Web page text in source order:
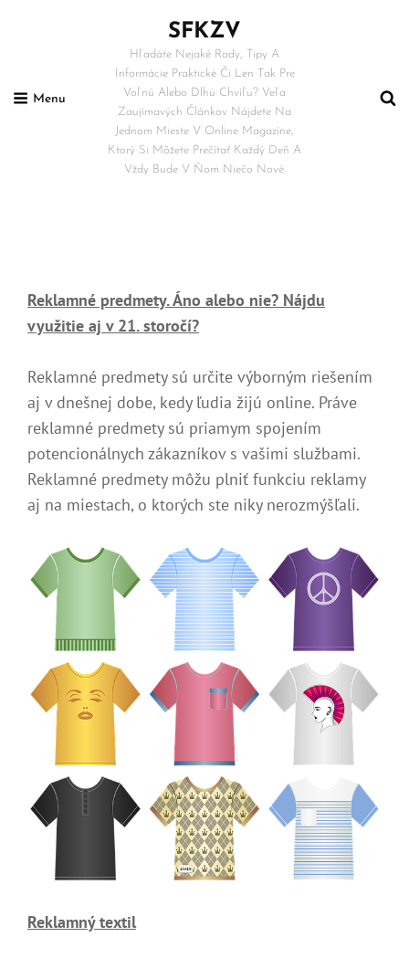
Menu
SFKZV
Hľadáte Nejaké Rady, Tipy A
Informácie Praktické Či Len Tak Pre
Voľnú Alebo Dlhú Chvíľu? Veľa
Zaujímavých Článkov Nájdete Na
Jednom Mieste V Online Magazíne,
Ktorý Si Môžete Prečítať Každý Deň A
Vždy Bude V Ňom Niečo Nové.
Reklamné predmety. Áno alebo nie? Nájdu
využitie aj v 21. storočí?
Reklamné predmety sú určite výborným riešením
aj v dnešnej dobe, kedy ľudia žijú online. Práve
reklamné predmety sú priamym spojením
potencionálnych zákazníkov s vašimi službami.
Reklamné predmety môžu plniť funkciu reklamy
aj na miestach, o ktorých ste niky nerozmýšľali.
Reklamný textil